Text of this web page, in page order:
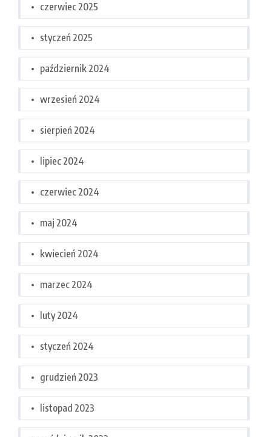
czerwiec 2025
styczeń 2025
październik 2024
wrzesień 2024
sierpień 2024
lipiec 2024
czerwiec 2024
maj 2024
kwiecień 2024
marzec 2024
luty 2024
styczeń 2024
grudzień 2023
listopad 2023